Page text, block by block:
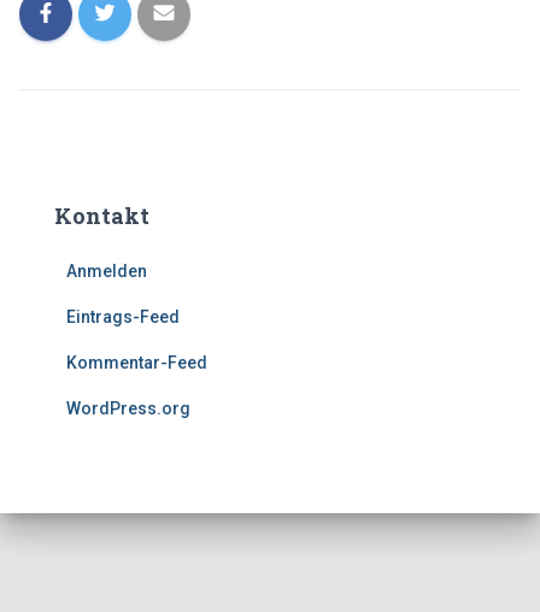
Kontakt
Anmelden
Eintrags-Feed
Kommentar-Feed
WordPress.org